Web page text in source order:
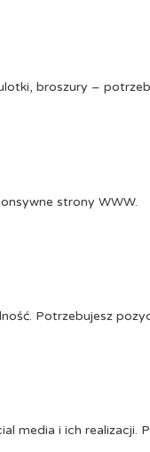
broszury –
strony WWW.
Potrzebujesz
media i ich realizacji.